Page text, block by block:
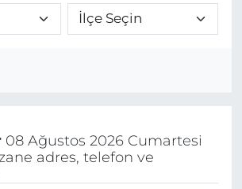
08 Ağustos 2026 Cumartesi
adres, telefon ve